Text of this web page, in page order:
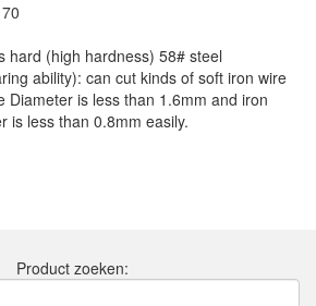
hard (high hardness) 58# steel
ability): can cut kinds of soft iron wire
Diameter is less than 1.6mm and iron
is less than 0.8mm easily.
Product zoeken: